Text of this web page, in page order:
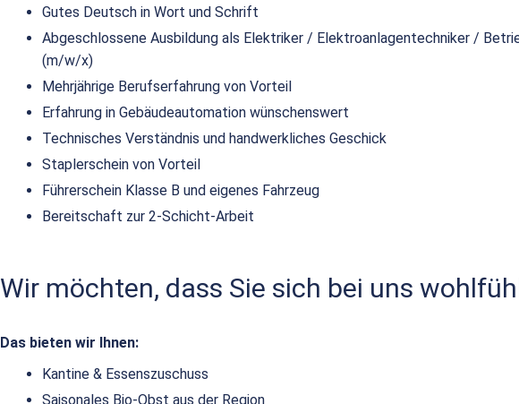
Gutes Deutsch in Wort und Schrift
Abgeschlossene Ausbildung als Elektriker / Elektroanlagentechniker /
(m/w/x)
Mehrjährige Berufserfahrung von Vorteil
Erfahrung in Gebäudeautomation wünschenswert
Technisches Verständnis und handwerkliches Geschick
Staplerschein von Vorteil
Führerschein Klasse B und eigenes Fahrzeug
Bereitschaft zur 2-Schicht-Arbeit
Wir möchten, dass Sie sich bei uns
Das bieten wir Ihnen:
Kantine & Essenszuschuss
Saisonales Bio-Obst aus der Region